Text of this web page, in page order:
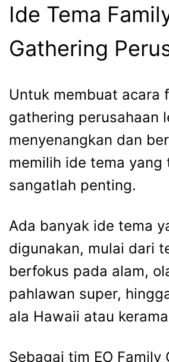
Ide Tema
Gathering
Untuk membuat acara
gathering perusahaan
menyenangkan dan
memilih ide tema yang
sangatlah penting.
Ada banyak ide tema
digunakan, mulai dari
berfokus pada alam,
pahlawan super,
ala Hawaii atau
Sebagai tim EO Family